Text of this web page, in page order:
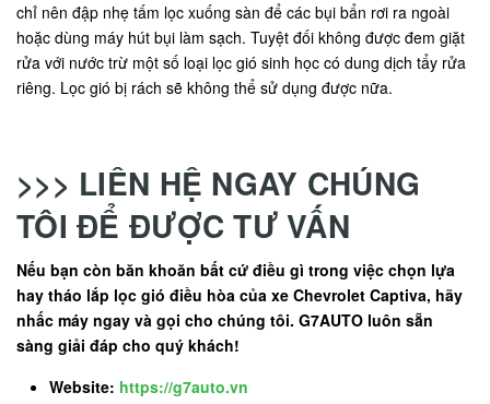
chỉ nên đập nhẹ tấm lọc xuống sàn để các bụi bẩn rơi ra ngoài
hoặc dùng máy hút bụi làm sạch. Tuyệt đối không được đem giặt
rửa với nước trừ một số loại lọc gió sinh học có dung dịch tẩy rửa
riêng. Lọc gió bị rách sẽ không thể sử dụng được nữa.
>>> LIÊN HỆ NGAY CHÚNG
TÔI ĐỂ ĐƯỢC TƯ VẤN
Nếu bạn còn băn khoăn bất cứ điều gì trong việc chọn lựa
hay tháo lắp lọc gió điều hòa của xe Chevrolet Captiva, hãy
nhấc máy ngay và gọi cho chúng tôi. G7AUTO luôn sẵn
sàng giải đáp cho quý khách!
Website: https://g7auto.vn